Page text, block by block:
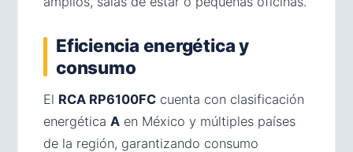
Eficiencia energética y
consumo
El RCA RP6100FC cuenta con clasificación
energética A en México y múltiples países
de la región, garantizando consumo